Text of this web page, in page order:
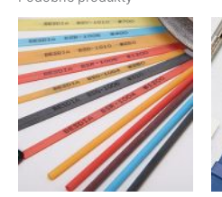
Zakres
cen:
od
27,75 zł
do
61,17 zł
Ten
produkt
ma
wiele
Opcje
można
wybrać